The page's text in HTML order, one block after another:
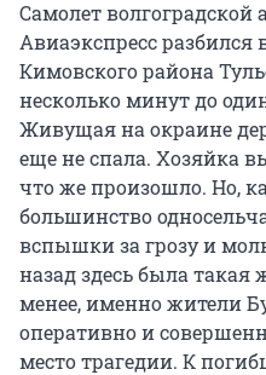
Самолет
Авиаэкспресс разбился
Кимовского района
несколько минут до
Живущая на окраине
еще не спала. Хозяйка
что же произошло. Но,
большинство
вспышки за грозу и
назад здесь была такая
менее, именно жители
оперативно и
место трагедии. К